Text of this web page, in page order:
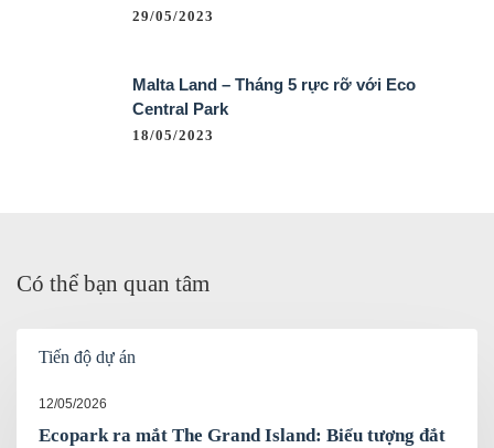
29/05/2023
Malta Land – Tháng 5 rực rỡ với Eco
Central Park
18/05/2023
Có thể bạn quan tâm
Tiến độ dự án
12/05/2026
Ecopark ra mắt The Grand Island: Biểu tượng đắt